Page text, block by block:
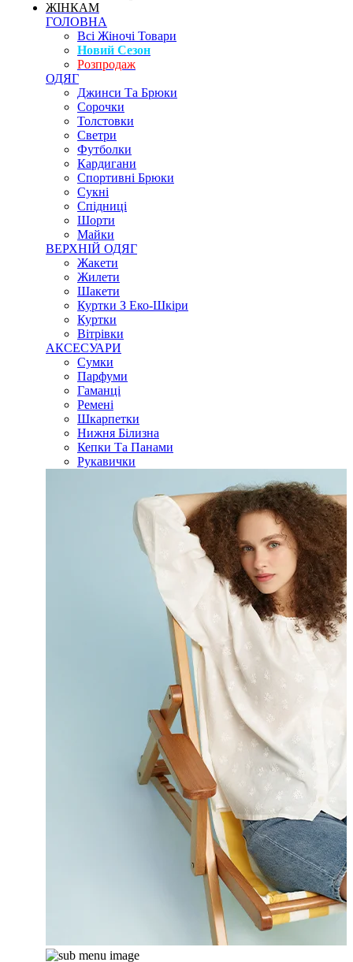
ЖІНКАМ
ГОЛОВНА
Всі Жіночі Товари
Новий Сезон
Розпродаж
ОДЯГ
Джинси Та Брюки
Сорочки
Толстовки
Светри
Футболки
Кардигани
Спортивні Брюки
Сукні
Спідниці
Шорти
Майки
ВЕРХНІЙ ОДЯГ
Жакети
Жилети
Шакети
Куртки З Еко-Шкіри
Куртки
Вітрівки
АКСЕСУАРИ
Сумки
Парфуми
Гаманці
Ремені
Шкарпетки
Нижня Білизна
Кепки Та Панами
Рукавички